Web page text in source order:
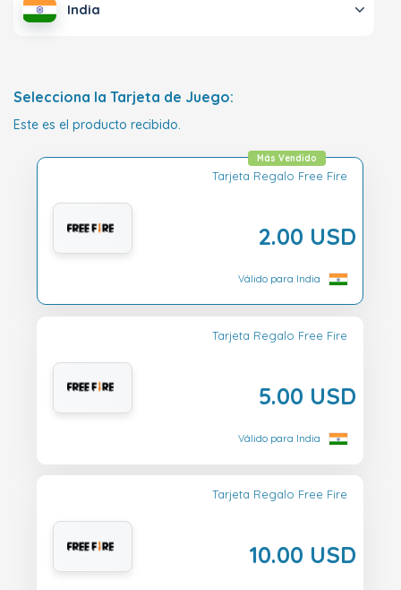
India
Selecciona la Tarjeta de Juego:
Este es el producto recibido.
Tarjeta Regalo Free Fire
2.00 USD
Más Vendido
Válido para India
Tarjeta Regalo Free Fire
5.00 USD
Válido para India
Tarjeta Regalo Free Fire
10.00 USD